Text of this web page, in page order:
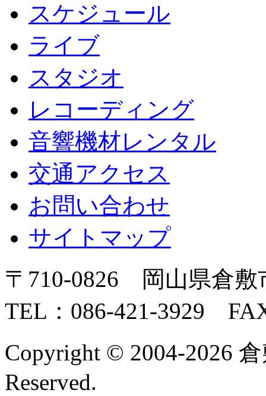
スケジュール
ライブ
スタジオ
レコーディング
音響機材レンタル
交通アクセス
お問い合わせ
サイトマップ
〒710-0826 岡山県倉敷
TEL：086-421-3929
Copyright © 2004-2026
Reserved.